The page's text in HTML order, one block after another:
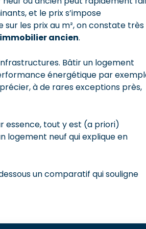
et le prix s’impose
les prix au m², on constate très
ancien.
Bâtir un logement
énergétique par
à de rares exceptions près,
essence, tout y est (a priori)
logement neuf qui explique en
un comparatif qui souligne